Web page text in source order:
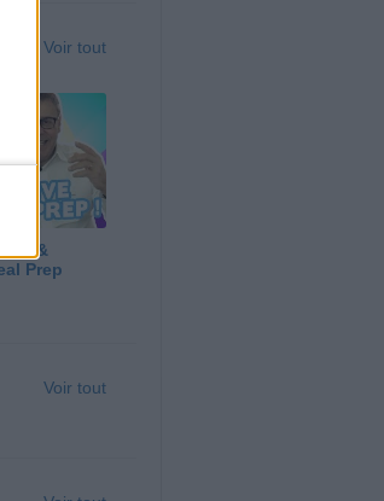
Voir tout
&
Prep
Voir tout